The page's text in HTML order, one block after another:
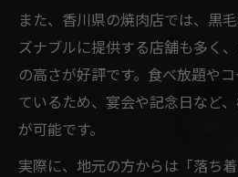
また、香川県の焼肉店では、黒
ズナブルに提供する店舗も多く
の高さが好評です。食べ放題や
ているため、宴会や記念日など
が可能です。
実際に、地元の方からは「落ち